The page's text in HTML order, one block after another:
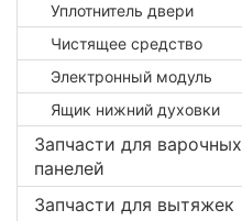
Уплотнитель двери
Чистящее средство
Электронный модуль
Ящик нижний духовки
Запчасти для варочных
панелей
Запчасти для вытяжек